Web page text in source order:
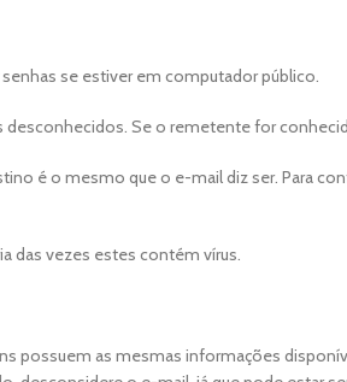
se estiver em computador público.
Se o remetente for
é o mesmo que o e-mail diz ser. Para
das vezes estes contém vírus.
possuem as mesmas informações